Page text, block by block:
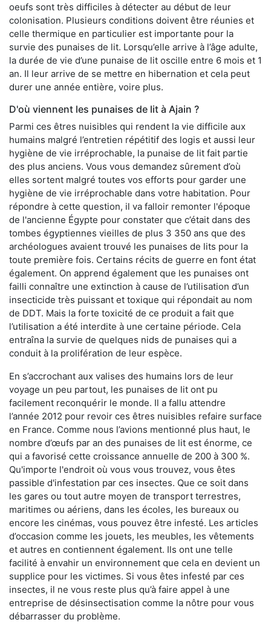
oeufs sont très difficiles à détecter au début de leur
colonisation. Plusieurs conditions doivent être réunies et
celle thermique en particulier est importante pour la
survie des punaises de lit. Lorsqu’elle arrive à l’âge adulte,
la durée de vie d’une punaise de lit oscille entre 6 mois et 1
an. Il leur arrive de se mettre en hibernation et cela peut
durer une année entière, voire plus.
D'où viennent les punaises de lit à Ajain ?
Parmi ces êtres nuisibles qui rendent la vie difficile aux
humains malgré l’entretien répétitif des logis et aussi leur
hygiène de vie irréprochable, la punaise de lit fait partie
des plus anciens. Vous vous demandez sûrement d’où
elles sortent malgré toutes vos efforts pour garder une
hygiène de vie irréprochable dans votre habitation. Pour
répondre à cette question, il va falloir remonter l'époque
de l'ancienne Égypte pour constater que c’était dans des
tombes égyptiennes vieilles de plus 3 350 ans que des
archéologues avaient trouvé les punaises de lits pour la
toute première fois. Certains récits de guerre en font état
également. On apprend également que les punaises ont
failli connaître une extinction à cause de l’utilisation d’un
insecticide très puissant et toxique qui répondait au nom
de DDT. Mais la forte toxicité de ce produit a fait que
l’utilisation a été interdite à une certaine période. Cela
entraîna la survie de quelques nids de punaises qui a
conduit à la prolifération de leur espèce.
En s’accrochant aux valises des humains lors de leur
voyage un peu partout, les punaises de lit ont pu
facilement reconquérir le monde. Il a fallu attendre
l’année 2012 pour revoir ces êtres nuisibles refaire surface
en France. Comme nous l’avions mentionné plus haut, le
nombre d’œufs par an des punaises de lit est énorme, ce
qui a favorisé cette croissance annuelle de 200 à 300 %.
Qu'importe l'endroit où vous vous trouvez, vous êtes
passible d'infestation par ces insectes. Que ce soit dans
les gares ou tout autre moyen de transport terrestres,
maritimes ou aériens, dans les écoles, les bureaux ou
encore les cinémas, vous pouvez être infesté. Les articles
d’occasion comme les jouets, les meubles, les vêtements
et autres en contiennent également. Ils ont une telle
facilité à envahir un environnement que cela en devient un
supplice pour les victimes. Si vous êtes infesté par ces
insectes, il ne vous reste plus qu’à faire appel à une
entreprise de désinsectisation comme la nôtre pour vous
débarrasser du problème.